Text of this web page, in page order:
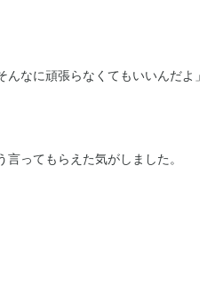
んなに頑張らなくてもいいんだよ」
言ってもらえた気がしました。